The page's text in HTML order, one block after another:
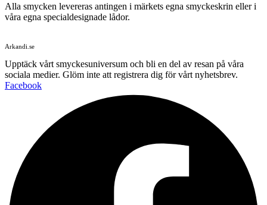
Alla smycken levereras antingen i märkets egna smyckeskrin eller i
våra egna specialdesignade lådor.
Arkandi.se
Upptäck vårt smyckesuniversum och bli en del av resan på våra
sociala medier. Glöm inte att registrera dig för vårt nyhetsbrev.
Facebook